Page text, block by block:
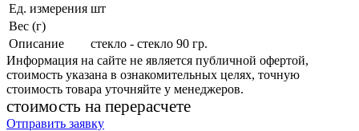
Ед. измерения шт
Вес (г)
Описание
стекло - стекло 90 гр.
Информация на сайте не является публичной офертой,
стоимость указана в ознакомительных целях, точную
стоимость товара уточняйте у менеджеров.
cтоимость на перерасчете
Отправить заявку